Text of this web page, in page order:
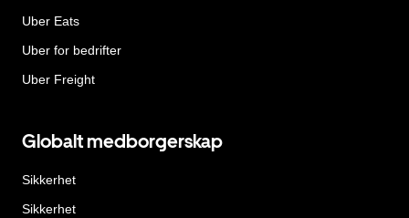
Uber Eats
Uber for bedrifter
Uber Freight
Globalt medborgerskap
Sikkerhet
Sikkerhet